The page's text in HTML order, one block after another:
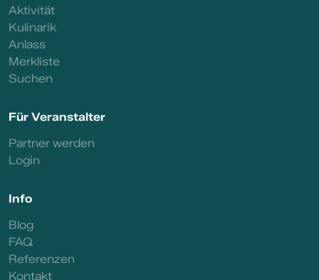
Aktivität
Kulinarik
Anlass
Merkliste
Suchen
Für Veranstalter
Partner werden
Login
Info
Blog
FAQ
Referenzen
Kontakt